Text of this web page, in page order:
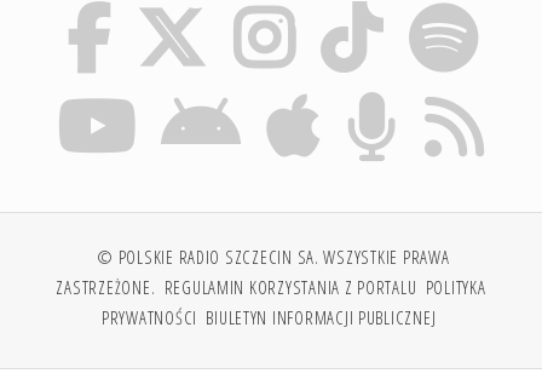
© POLSKIE RADIO SZCZECIN SA. WSZYSTKIE PRAWA
ZASTRZEŻONE. REGULAMIN KORZYSTANIA Z PORTALU POLITYKA
PRYWATNOŚCI BIULETYN INFORMACJI PUBLICZNEJ